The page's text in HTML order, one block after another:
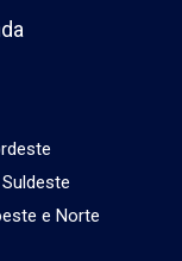
e Norte